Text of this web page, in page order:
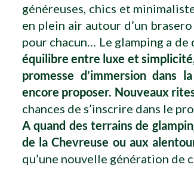
généreuses, chics et
en plein air autour d’un
pour chacun… Le glamping a
équilibre entre luxe et
promesse d’immersion dans
encore proposer. Nouveaux
chances de s’inscrire dans le
A quand des terrains de
de la Chevreuse ou aux
qu’une nouvelle génération de